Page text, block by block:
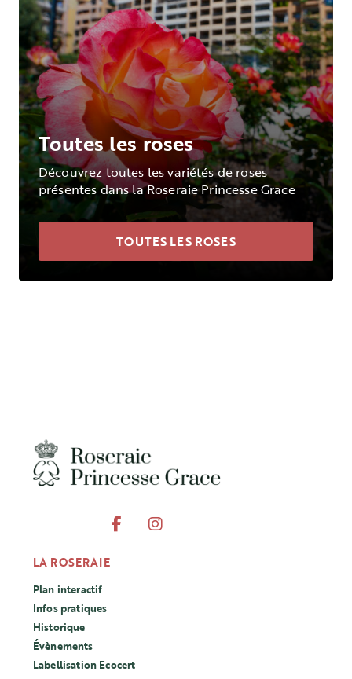
Toutes les roses
Découvrez toutes les variétés de roses
présentes dans la Roseraie Princesse Grace
TOUTES LES ROSES
LA ROSERAIE
Plan interactif
Infos pratiques
Historique
Évènements
Labellisation Ecocert